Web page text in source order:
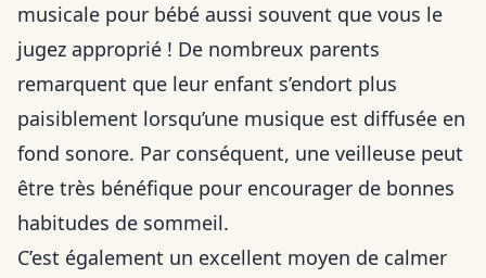
musicale pour bébé aussi souvent que vous le
jugez approprié ! De nombreux parents
remarquent que leur enfant s’endort plus
paisiblement lorsqu’une musique est diffusée en
fond sonore. Par conséquent, une veilleuse peut
être très bénéfique pour encourager de bonnes
habitudes de sommeil.
C’est également un excellent moyen de calmer